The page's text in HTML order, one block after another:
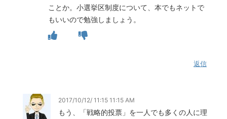
ことか。小選挙区制度について、本でもネットで
もいいので勉強しましょう。
返信
2017/10/12/ 11:15 11:15 AM
もう、「戦略的投票」を一人でも多くの人に理